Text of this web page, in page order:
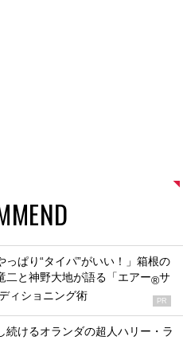
っぱり“タイパ”がいい！」箱根の
二と神野大地が語る「エアー®サ
ィショニング術 PR
続けるオランダの超人ハリー・ラ